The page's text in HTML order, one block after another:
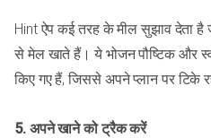
Hint ऐप कई तरह के मील सुझाव देता है
से मेल खाते हैं। ये भोजन पौष्टिक और
किए गए हैं, जिससे अपने प्लान पर टिके
5. अपने खाने को ट्रैक करें